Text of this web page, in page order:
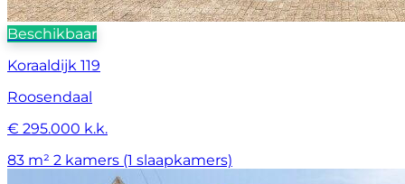
Beschikbaar
Koraaldijk 119
Roosendaal
€ 295.000 k.k.
83 m² 2 kamers (1 slaapkamers)